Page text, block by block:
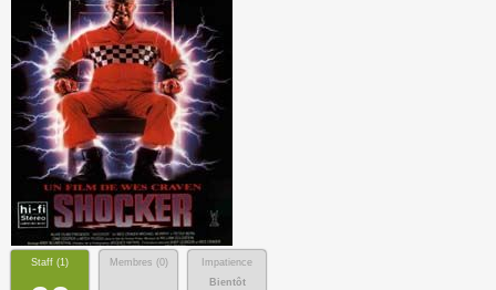
Staff (1) Membres (0)
Impatience
Bientôt